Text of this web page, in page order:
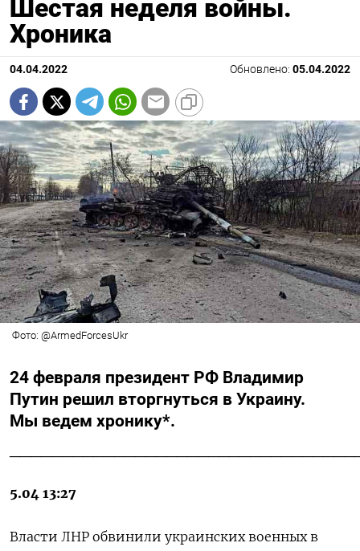
Шестая неделя войны.
Хроника
04.04.2022 Обновлено: 05.04.2022
Фото: @ArmedForcesUkr
24 февраля президент РФ Владимир
Путин решил вторгнуться в Украину.
Мы ведем хронику*.
5.04 13:27
Власти ЛНР обвинили украинских военных в